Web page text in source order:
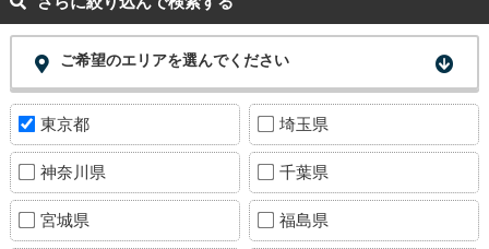
ご希望のエリアを選んでください
東京都 埼玉県
神奈川県 千葉県
宮城県 福島県